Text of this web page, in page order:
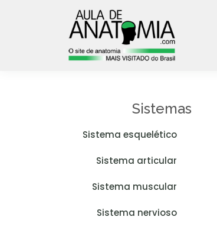
Sistemas
Sistema esquelético
Sistema articular
Sistema muscular
Sistema nervioso